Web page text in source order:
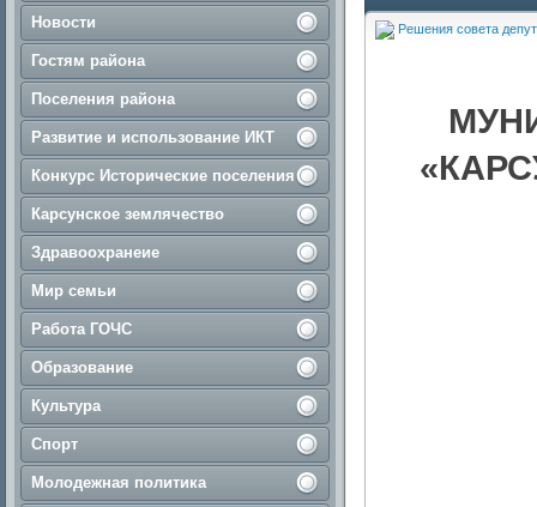
Новости
Гостям района
Поселения района
Развитие и использование ИКТ
Конкурс Исторические поселения
Карсунское землячество
Здравоохранеие
Мир семьи
Работа ГОЧС
Образование
Культура
Спорт
Молодежная политика
Решения совета